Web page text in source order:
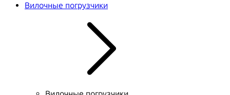
Вилочные погрузчики